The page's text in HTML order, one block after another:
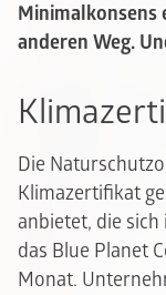
Minimalkonsens
anderen Weg.
Die
Klimazertifikat
anbietet, die
das Blue Planet
Monat.